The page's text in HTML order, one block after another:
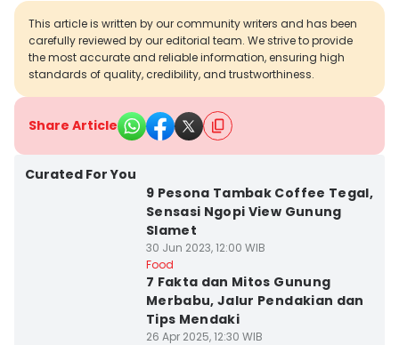
This article is written by our community writers and has been
carefully reviewed by our editorial team. We strive to provide
the most accurate and reliable information, ensuring high
standards of quality, credibility, and trustworthiness.
Share Article
Curated For You
9 Pesona Tambak Coffee Tegal,
Sensasi Ngopi View Gunung
Slamet
30 Jun 2023, 12:00 WIB
Food
7 Fakta dan Mitos Gunung
Merbabu, Jalur Pendakian dan
Tips Mendaki
26 Apr 2025, 12:30 WIB